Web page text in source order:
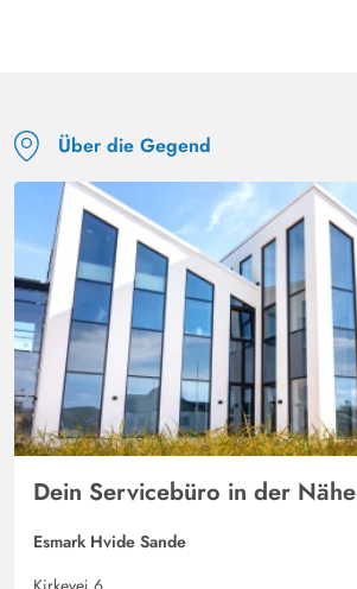
Über die Gegend
Dein Servicebüro in der Nähe
Esmark Hvide Sande